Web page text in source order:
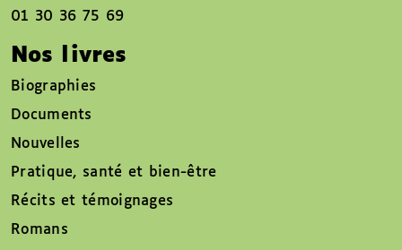
01 30 36 75 69
Nos livres
Biographies
Documents
Nouvelles
Pratique, santé et bien-être
Récits et témoignages
Romans